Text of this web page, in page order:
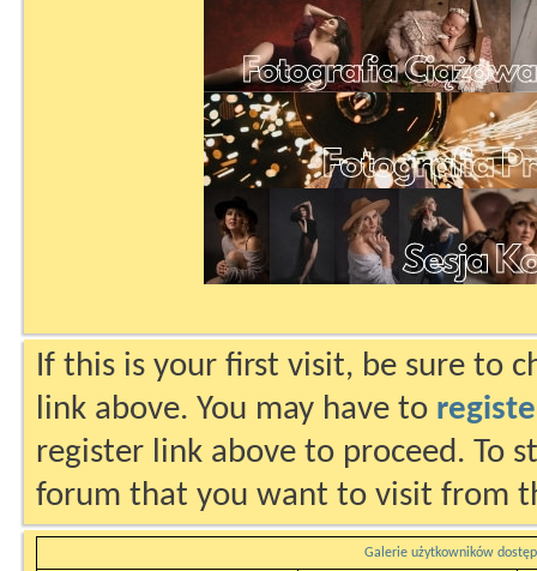
If this is your first visit, be sure to
link above. You may have to
register link above to proceed. To
forum that you want to visit from
Galerie użytkowników